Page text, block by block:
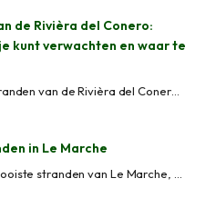
de Rivièra del Conero:
kunt verwachten en waar te
Verken de stranden van de Rivièra del Conero in Le Marche, Italië. Van afgelegen baaien tot uitgeruste stranden, met kaart, toegangsinfo en waar te verblijven.
in Le Marche